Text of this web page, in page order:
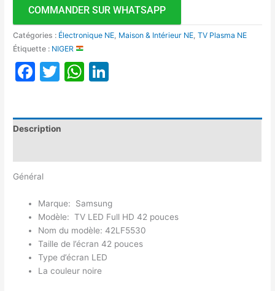
COMMANDER SUR WHATSAPP
Catégories : Électronique NE Maison & Intérieur NE ,TV Plasma NE
Étiquette : NIGER
Facebook
TwitterWhatsApp
Description
Général
Marque: Samsung
Modèle: TV LED Full HD 42 pouces
Nom du modèle: 42LF5530
Taille de l’écran 42 pouces
Type d’écran LED
La couleur noire